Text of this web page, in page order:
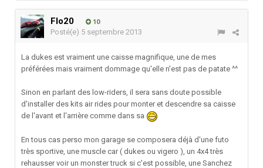
Flo20 10
Posté(e) 5 septembre 2013
La dukes est vraiment une caisse magnifique, une de mes
préférées mais vraiment dommage qu'elle n'est pas de patate ^^
Sinon en parlant des low-riders, il sera sans doute possible
d'installer des kits air rides pour monter et descendre sa caisse
de l'avant et l'arrière comme dans sa
En tous cas perso mon garage se composera déjà d'une futo
très sportive, une muscle car ( dukes ou vigero ), un 4x4 très
rehausser voir un monster truck si c'est possible, une Sanchez